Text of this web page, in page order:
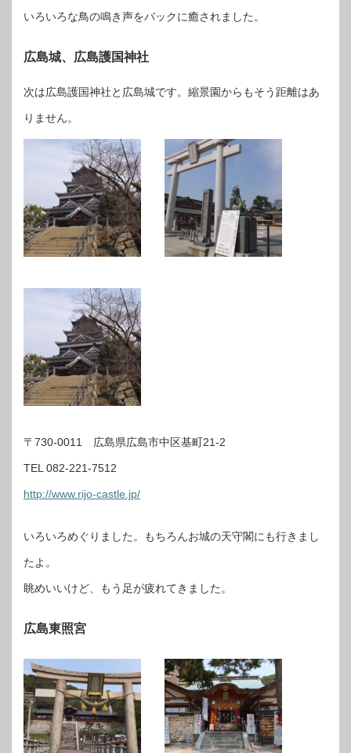
いろいろな鳥の鳴き声をバックに癒されました。
広島城、広島護国神社
次は広島護国神社と広島城です。縮景園からもそう距離はあ
りません。
〒730-0011 広島県広島市中区基町21-2
TEL 082-221-7512
http://www.rijo-castle.jp/
いろいろめぐりました。もちろんお城の天守閣にも行きまし
たよ。
眺めいいけど、もう足が疲れてきました。
広島東照宮